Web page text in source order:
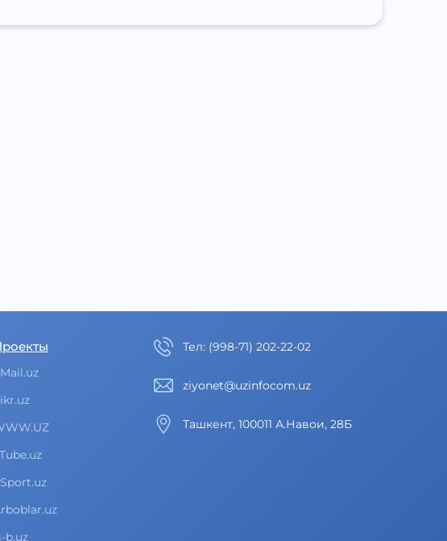
b.uz
Тел: (998-71) 202-22-02
ziyonet@uzinfocom.uz
Ташкент, 100011 А.Навои, 28Б